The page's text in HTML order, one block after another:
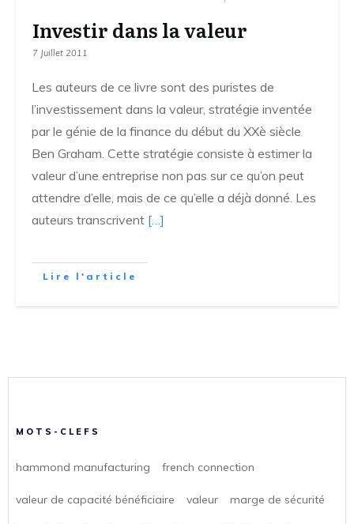
MOTS-CLEFS
hammond manufacturing french connection
valeur de capacité bénéficiaire valeur marge de sécurité
Investir dans la valeur
7 Juillet 2011
Les auteurs de ce livre sont des puristes de
l’investissement dans la valeur, stratégie inventée
par le génie de la finance du début du XXè siècle
Ben Graham. Cette stratégie consiste à estimer la
valeur d’une entreprise non pas sur ce qu’on peut
attendre d’elle, mais de ce qu’elle a déjà donné. Les
auteurs transcrivent […]
Lire l'article